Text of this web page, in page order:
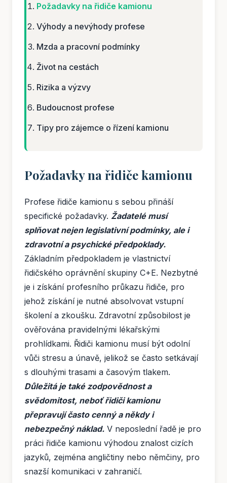
Požadavky na řidiče kamionu
Výhody a nevýhody profese
Mzda a pracovní podmínky
Život na cestách
Rizika a výzvy
Budoucnost profese
Tipy pro zájemce o řízení kamionu
Požadavky na řidiče kamionu
Profese řidiče kamionu s sebou přináší
specifické požadavky. Žadatelé musí
splňovat nejen legislativní podmínky, ale i
zdravotní a psychické předpoklady.
Základním předpokladem je vlastnictví
řidičského oprávnění skupiny C+E. Nezbytné
je i získání profesního průkazu řidiče, pro
jehož získání je nutné absolvovat vstupní
školení a zkoušku. Zdravotní způsobilost je
ověřována pravidelnými lékařskými
prohlídkami. Řidiči kamionu musí být odolní
vůči stresu a únavě, jelikož se často setkávají
s dlouhými trasami a časovým tlakem.
Důležitá je také zodpovědnost a
svědomitost, neboť řidiči kamionu
přepravují často cenný a někdy i
nebezpečný náklad. V neposlední řadě je pro
práci řidiče kamionu výhodou znalost cizích
jazyků, zejména angličtiny nebo němčiny, pro
snazší komunikaci v zahraničí.